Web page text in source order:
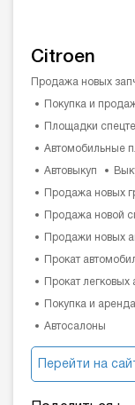
Citroen
Продажа новых
Покупка и
Площадки
Автомобильные
Автовыкуп
Продажа новых
Продажа новой
Продажи новых
Прокат
Прокат
Покупка и
Автосалоны
Перейти на